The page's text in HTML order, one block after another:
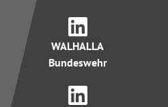
WALHALLA
Bundeswehr